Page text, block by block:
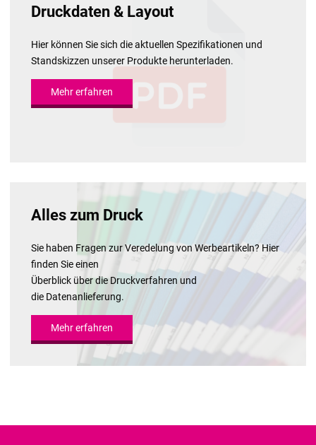
Druckdaten & Layout
Hier können Sie sich die aktuellen Spezifikationen und
Standskizzen unserer Produkte herunterladen.
Mehr erfahren
Alles zum Druck
Sie haben Fragen zur Veredelung von Werbeartikeln? Hier
finden Sie einen
Überblick über die Druckverfahren und
die Datenanlieferung.
Mehr erfahren